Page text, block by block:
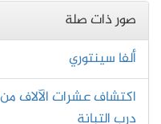
صور ذات صلة
ألفا سينتوري
اكتشاف عشرات الآلاف
درب التبانة